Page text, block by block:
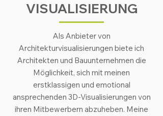
VISUALISIERUNG
Als Anbieter von
Architekturvisualisierungen biete ich
Architekten und Bauunternehmen die
Möglichkeit, sich mit meinen
erstklassigen und emotional
ansprechenden 3D-Visualisierungen von
ihren Mitbewerbern abzuheben. Meine